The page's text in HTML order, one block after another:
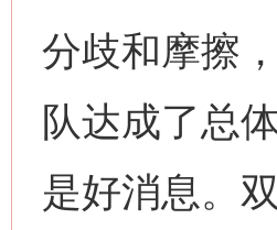
分歧和摩擦
队达成了总
是好消息。